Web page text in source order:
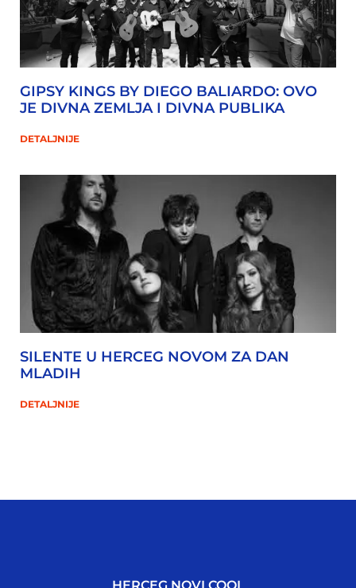
GIPSY KINGS BY DIEGO BALIARDO: OVO
JE DIVNA ZEMLJA I DIVNA PUBLIKA
DETALJNIJE
SILENTE U HERCEG NOVOM ZA DAN
MLADIH
DETALJNIJE